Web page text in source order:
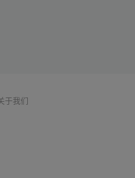
于我们